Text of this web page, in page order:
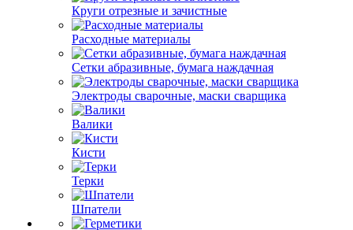
Круги отрезные и зачистные
Расходные материалы
Сетки абразивные, бумага наждачная
Электроды сварочные, маски сварщика
Валики
Кисти
Терки
Шпатели